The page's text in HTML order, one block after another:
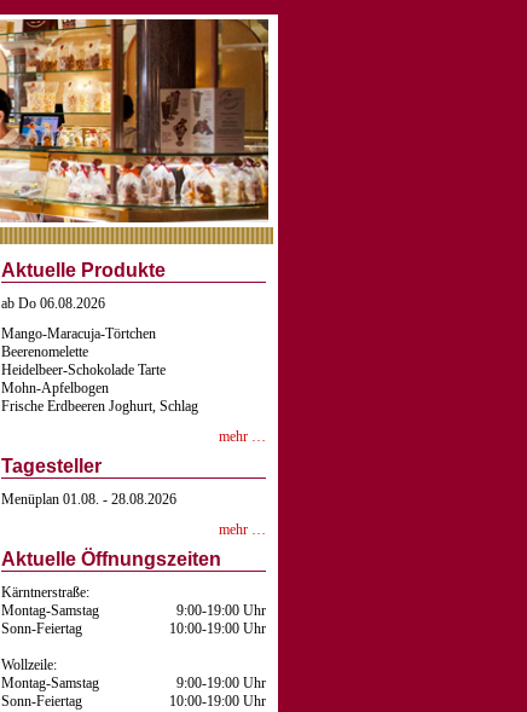
Aktuelle Produkte
ab Do 06.08.2026
Mango-Maracuja-Törtchen
Beerenomelette
Heidelbeer-Schokolade Tarte
Mohn-Apfelbogen
Frische Erdbeeren Joghurt, Schlag
mehr …
Tagesteller
Menüplan 01.08. - 28.08.2026
mehr …
Aktuelle Öffnungszeiten
Kärntnerstraße:
Montag-Samstag
Sonn-Feiertag
9:00-19:00 Uhr
10:00-19:00 Uhr
Wollzeile:
Montag-Samstag
Sonn-Feiertag
9:00-19:00 Uhr
10:00-19:00 Uhr